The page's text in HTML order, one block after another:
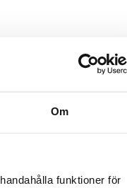
Om
funktioner för